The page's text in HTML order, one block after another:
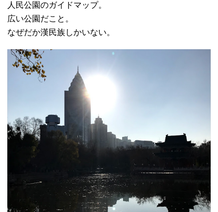
人民公園のガイドマップ。
広い公園だこと。
なぜだか漢民族しかいない。